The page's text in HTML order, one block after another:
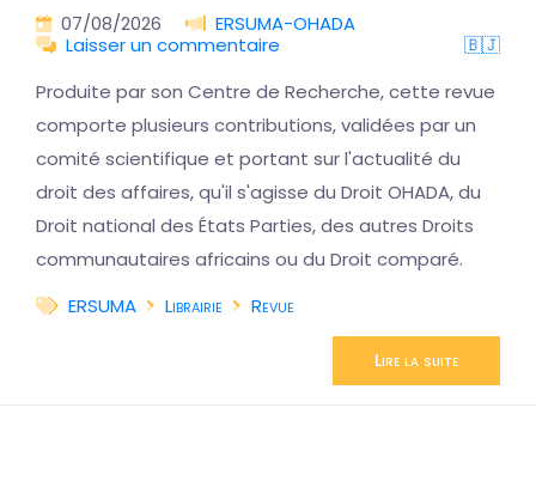
07/08/2026
ERSUMA-OHADA
Laisser un commentaire
🇧🇯
Produite par son Centre de Recherche, cette revue
comporte plusieurs contributions, validées par un
comité scientifique et portant sur l'actualité du
droit des affaires, qu'il s'agisse du Droit OHADA, du
Droit national des États Parties, des autres Droits
communautaires africains ou du Droit comparé.
ERSUMA
Librairie Revue
Lire la suite